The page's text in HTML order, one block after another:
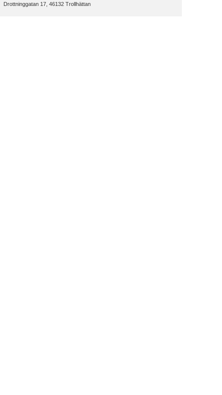
Drottninggatan 17, 46132 Trollhättan